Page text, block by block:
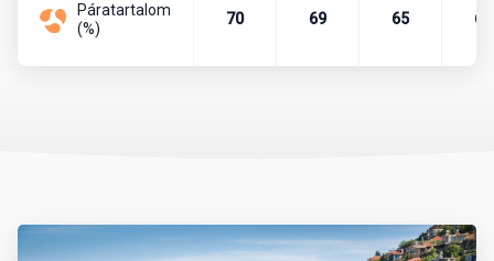
Pénznem, pénzváltás
Célszerű eurót vagy dollárt még Magyarországról magunkkal
Páratartalom
(%)
70 69 65 67